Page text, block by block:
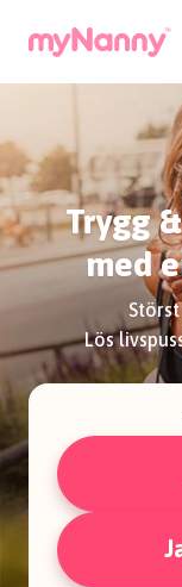
Trygg
med
Lös